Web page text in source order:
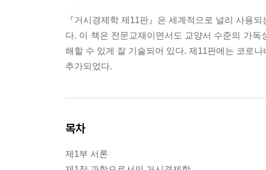
『거시경제학 제11판』은 세계적으로 널리 사용
다. 이 책은 전문교재이면서도 교양서 수준의 가
해할 수 있게 잘 기술되어 있다. 제11판에는 코로
추가되었다.
목차
제1부 서론